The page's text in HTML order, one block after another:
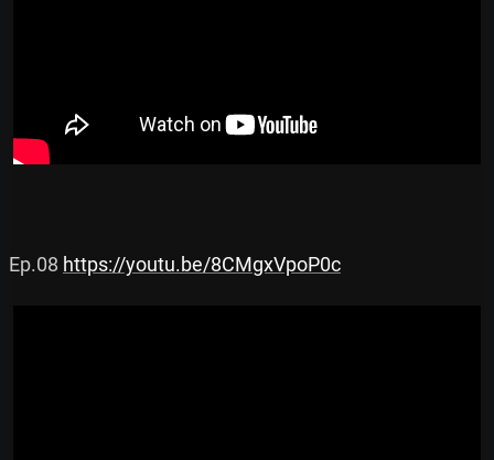
Ep.08 https://youtu.be/8CMgxVpoP0c